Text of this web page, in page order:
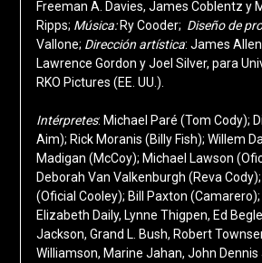
Freeman A. Davies, James Coblentz y
Ripps; Música: Ry Cooder; Diseño de
Vallone; Dirección artística: James
Lawrence Gordon y Joel Silver, para
RKO Pictures (EE. UU.).
Intérpretes: Michael Paré (Tom Cody);
Aim); Rick Moranis (Billy Fish); Willem
Madigan (McCoy); Michael Lawson
Deborah Van Valkenburgh (Reva
(Oficial Cooley); Bill Paxton (Camarero);
Elizabeth Daily, Lynne Thigpen, Ed
Jackson, Grand L. Bush, Robert
Williamson, Marine Jahan, John Dennis